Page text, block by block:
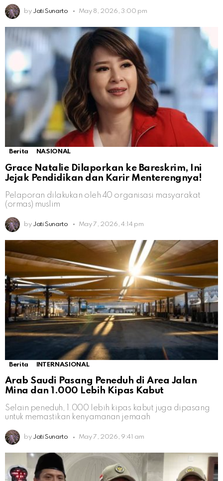
by Jati Sunarto May 8, 2026, 3:00 pm
Berita NASIONAL
Grace Natalie Dilaporkan ke Bareskrim, Ini
Jejak Pendidikan dan Karir Menterengnya!
Pelaporan dilakukan oleh 40 organisasi masyarakat
(ormas) muslim
by Jati Sunarto May 7, 2026, 4:14 pm
Berita INTERNASIONAL
Arab Saudi Pasang Peneduh di Area Jalan
Mina dan 1.000 Lebih Kipas Kabut
Selain peneduh, 1.000 lebih kipas kabut juga dipasang
untuk memastikan kenyamanan jemaah
by Jati Sunarto May 7, 2026, 9:41 am